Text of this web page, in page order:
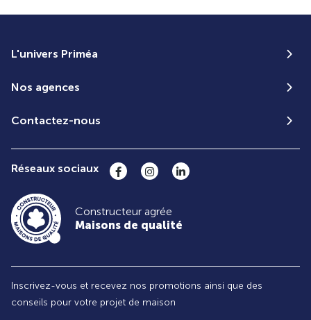
L'univers Priméa
Nos agences
Contactez-nous
Réseaux sociaux
Constructeur agrée
Maisons de qualité
Inscrivez-vous et recevez nos promotions ainsi que des
conseils pour votre projet de maison